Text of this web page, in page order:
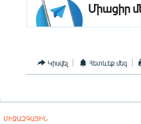
Միացիր
Կիսվել Հետևեք մեզ
ՄԻՋԱԶԳԱՅԻՆ